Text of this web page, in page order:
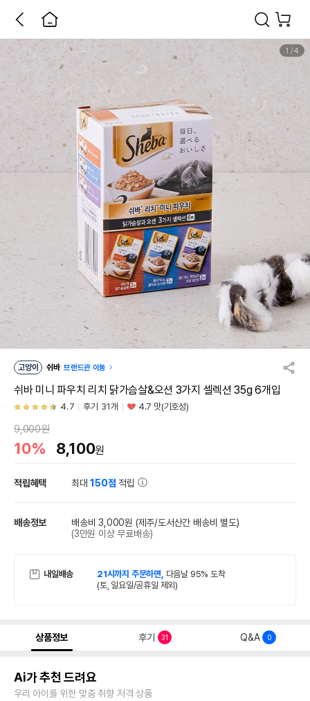
1 /4
고양이 쉬바 브랜드관 이동
쉬바 미니 파우치 리치 닭가슴살&오션 3가지 셀렉션 35g 6개입
4.7 후기 31개 4.7 맛(기호성)
9,000원
10% 8,100원
적립혜택 최대150점 적립
배송정보 배송비 3,000원 (제주/도서산간 배송비 별도)
(3만원 이상 무료배송)
내일배송 21시까지 주문하면, 다음날 95% 도착
(토, 일요일/공휴일 제외)
상품정보 후기 31 Q&A 0
Ai가 추천 드려요
우리 아이를 위한 맞춤 취향 저격 상품